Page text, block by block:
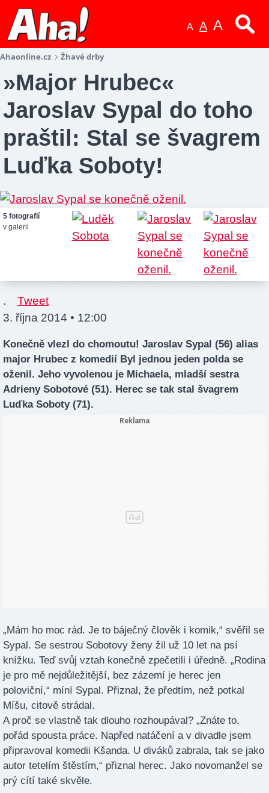
A A A
Ahaonline.cz Žhavé drby
»Major Hrubec«
Jaroslav Sypal do toho
praštil: Stal se švagrem
Luďka Soboty!
5 fotografií
v galerii
.
Tweet
3. října 2014 • 12:00
Konečně vlezl do chomoutu! Jaroslav Sypal (56) alias
major Hrubec z komedií Byl jednou jeden polda se
oženil. Jeho vyvolenou je Michaela, mladší sestra
Adrieny Sobotové (51). Herec se tak stal švagrem
Luďka Soboty (71).
„Mám ho moc rád. Je to báječný člověk i komik,“ svěřil se
Sypal. Se sestrou Sobotovy ženy žil už 10 let na psí
knížku. Teď svůj vztah konečně zpečetili i úředně. „Rodina
je pro mě nejdůležitější, bez zázemí je herec jen
poloviční,“ míní Sypal. Přiznal, že předtím, než potkal
Míšu, citově strádal.
A proč se vlastně tak dlouho rozhoupával? „Znáte to,
pořád spousta práce. Napřed natáčení a v divadle jsem
připravoval komedii Kšanda. U diváků zabrala, tak se jako
autor tetelím štěstím,“ přiznal herec. Jako novomanžel se
prý cítí také skvěle.